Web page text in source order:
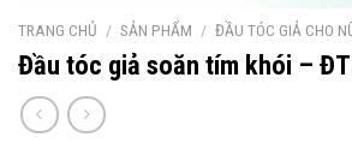
TRANG CHỦ / SẢN PHẨM / ĐẦU TÓC GIẢ CHO
Đầu tóc giả soăn tím khói –